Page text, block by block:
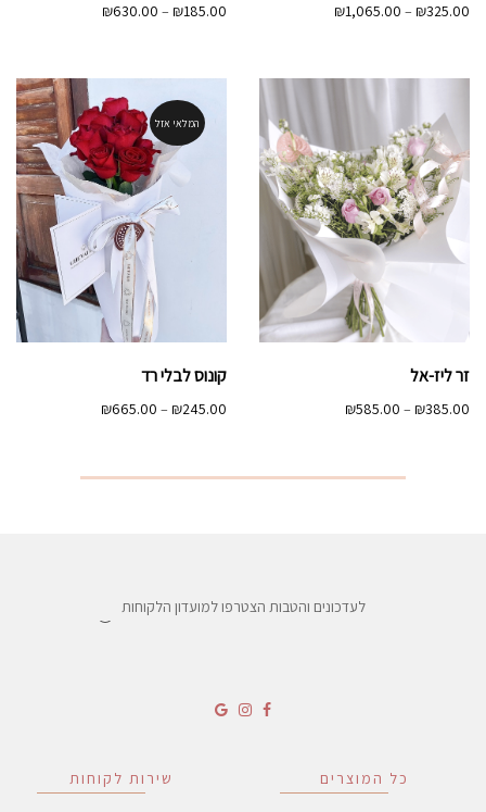
₪325.00
–
₪1,065.00
עד
₪185.00
–
₪630.00
עד
זר ליז-אל
₪385.00
–
₪585.00
עד
המלאי אזל
קונוס לבלי רד
₪245.00
–
₪665.00
עד
כל המוצרים שירות לקוחות
לעדכונים והטבות הצטרפו למועדון הלקוחות